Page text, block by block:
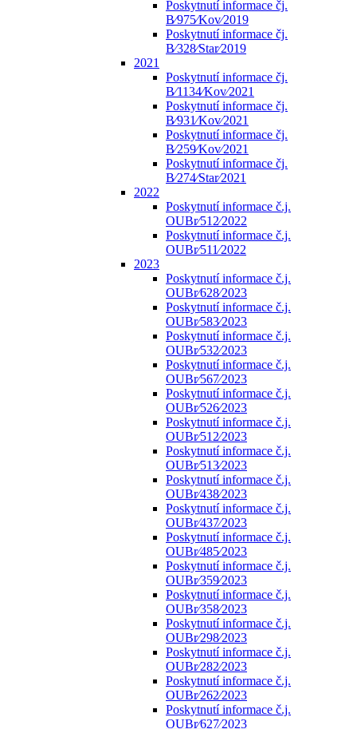
Poskytnutí informace čj.
B⁄975⁄Kov⁄2019
Poskytnutí informace čj.
B⁄328⁄Star⁄2019
2021
Poskytnutí informace čj.
B⁄1134⁄Kov⁄2021
Poskytnutí informace čj.
B⁄931⁄Kov⁄2021
Poskytnutí informace čj.
B⁄259⁄Kov⁄2021
Poskytnutí informace čj.
B⁄274⁄Star⁄2021
2022
Poskytnutí informace č.j.
OUBr⁄512⁄2022
Poskytnutí informace č.j.
OUBr⁄511⁄2022
2023
Poskytnutí informace č.j.
OUBr⁄628⁄2023
Poskytnutí informace č.j.
OUBr⁄583⁄2023
Poskytnutí informace č.j.
OUBr⁄532⁄2023
Poskytnutí informace č.j.
OUBr⁄567⁄2023
Poskytnutí informace č.j.
OUBr⁄526⁄2023
Poskytnutí informace č.j.
OUBr⁄512⁄2023
Poskytnutí informace č.j.
OUBr⁄513⁄2023
Poskytnutí informace č.j.
OUBr⁄438⁄2023
Poskytnutí informace č.j.
OUBr⁄437⁄2023
Poskytnutí informace č.j.
OUBr⁄485⁄2023
Poskytnutí informace č.j.
OUBr⁄359⁄2023
Poskytnutí informace č.j.
OUBr⁄358⁄2023
Poskytnutí informace č.j.
OUBr⁄298⁄2023
Poskytnutí informace č.j.
OUBr⁄282⁄2023
Poskytnutí informace č.j.
OUBr⁄262⁄2023
Poskytnutí informace č.j.
OUBr⁄627⁄2023